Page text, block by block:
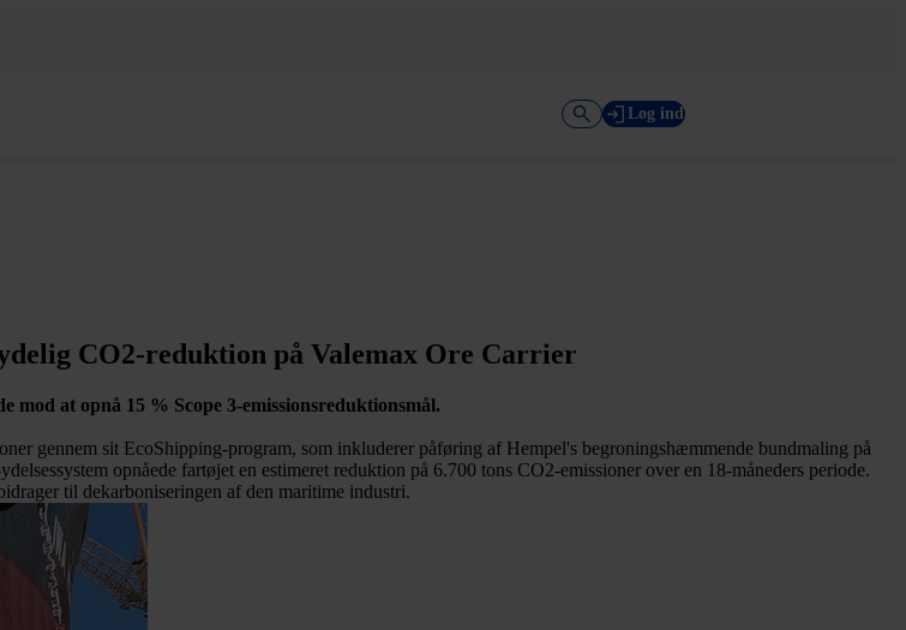
Log ind
CO2-reduktion på Valemax Ore Carrier
mod at opnå 15 % Scope 3-emissionsreduktionsmål.
gennem sit EcoShipping-program, som inkluderer påføring af Hempel's begroningshæmmende bundmaling på
opnåede fartøjet en estimeret reduktion på 6.700 tons CO2-emissioner over en 18-måneders periode.
til dekarboniseringen af den maritime industri.